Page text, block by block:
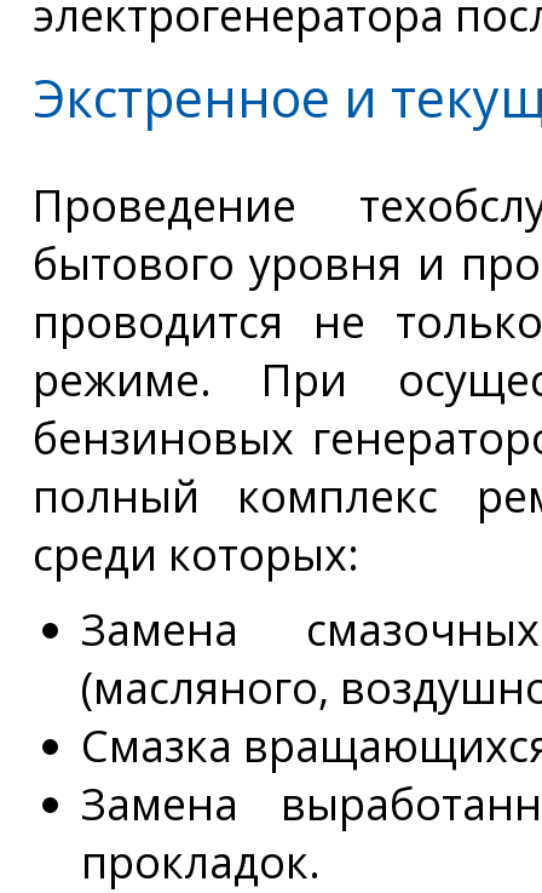
электрогенератора
Экстренное и
Проведение
бытового уровня и
проводится не
режиме. При
бензиновых
полный комплекс
среди которых:
Замена
(масляного,
Смазка
Замена
прокладок.